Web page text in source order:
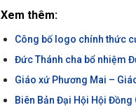
Xem thêm:
Công bố logo chính thức
Đức Thánh cha bổ nhiệm
Giáo xứ Phương Mai –
Biên Bản Đại Hội Hội